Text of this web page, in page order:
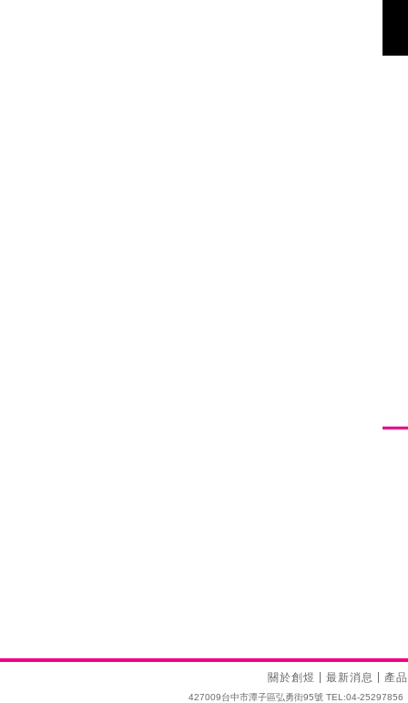
關於創煜 最新消息 產
427009台中市潭子區弘勇街95號 TEL:04-